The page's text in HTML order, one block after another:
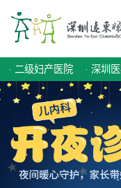
· 二级妇产医院 · 深圳